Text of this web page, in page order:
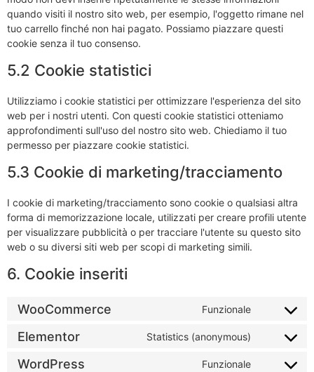
quando visiti il nostro sito web, per esempio, l'oggetto rimane nel
tuo carrello finché non hai pagato. Possiamo piazzare questi
cookie senza il tuo consenso.
5.2 Cookie statistici
Utilizziamo i cookie statistici per ottimizzare l'esperienza del sito
web per i nostri utenti. Con questi cookie statistici otteniamo
approfondimenti sull'uso del nostro sito web. Chiediamo il tuo
permesso per piazzare cookie statistici.
5.3 Cookie di marketing/tracciamento
I cookie di marketing/tracciamento sono cookie o qualsiasi altra
forma di memorizzazione locale, utilizzati per creare profili utente
per visualizzare pubblicità o per tracciare l'utente su questo sito
web o su diversi siti web per scopi di marketing simili.
6. Cookie inseriti
WooCommerce Funzionale
Elementor Statistics (anonymous)
WordPress Funzionale